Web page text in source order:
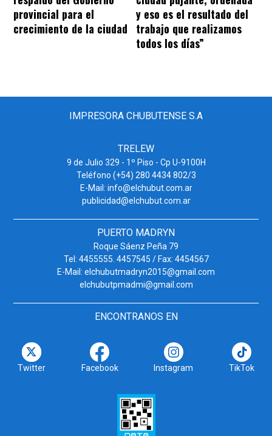
provincial para el
crecimiento de la ciudad
y eso es el resultado del
trabajo que realizamos
todos los días”
IMPRESORA CHUBUTENSE S.A
TRELEW
9 de Julio 329 - 1º Piso - Cp U-9100H
Teléfono (+54) 280 4434 802/3
E-Mail: info@elchubut.com.ar
publicidad@elchubut.com.ar
PUERTO MADRYN
Roque Sáenz Peña 79
Tel: 4455555. 4457545 / Fax: 4454567
E-Mail: elchubutmadryn2015@gmail.com
elchubutpmadmi@gmail.com
ENCONTRANOS EN
Twitter Facebook Instagram TikTok